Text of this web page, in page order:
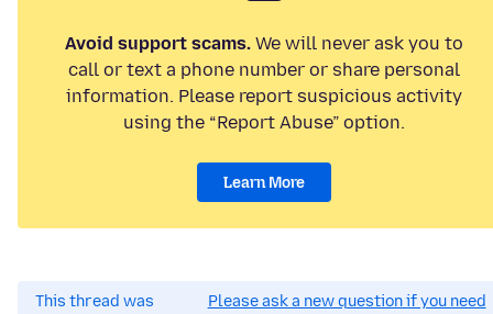
Avoid support scams. We will never ask you to
call or text a phone number or share personal
information. Please report suspicious activity
using the “Report Abuse” option.
Learn More
This thread was
Please ask a new question if you need